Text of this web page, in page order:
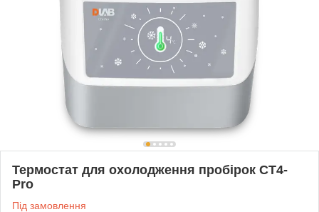
Термостат для охолодження пробірок CT4-
Pro
Під замовлення